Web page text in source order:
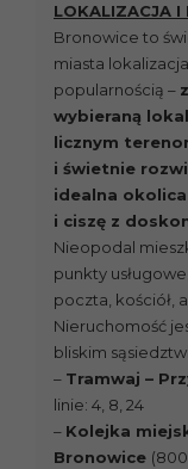
LOKALIZACJA I
Bronowice to
miasta
popularnością –
wybieraną
licznym
i świetnie
idealna
i ciszę z
Nieopodal
punkty
poczta, kościół,
Nieruchomość
bliskim
– Tramwaj –
linie: 4, 8, 24
– Kolejka
Bronowice